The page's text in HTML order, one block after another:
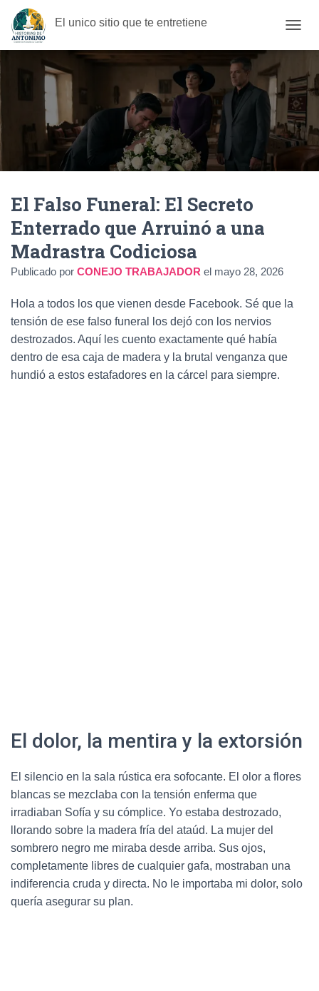
El unico sitio que te entretiene
A
B
I
A
R
M
O
O
I
El Falso Funeral: El Secreto
Enterrado que Arruinó a una
Madrastra Codiciosa
Publicado por CONEJO TRABAJADOR el mayo 28, 2026
Hola a todos los que vienen desde Facebook. Sé que la
tensión de ese falso funeral los dejó con los nervios
destrozados. Aquí les cuento exactamente qué había
dentro de esa caja de madera y la brutal venganza que
hundió a estos estafadores en la cárcel para siempre.
El dolor, la mentira y la extorsión
El silencio en la sala rústica era sofocante. El olor a flores
blancas se mezclaba con la tensión enferma que
irradiaban Sofía y su cómplice. Yo estaba destrozado,
llorando sobre la madera fría del ataúd. La mujer del
sombrero negro me miraba desde arriba. Sus ojos,
completamente libres de cualquier gafa, mostraban una
indiferencia cruda y directa. No le importaba mi dolor, solo
quería asegurar su plan.